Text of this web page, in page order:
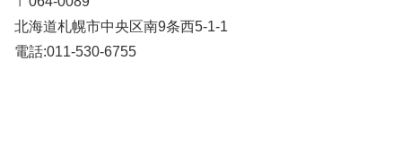
北海道札幌市中央区南9条西5-1-1
電話:011-530-6755